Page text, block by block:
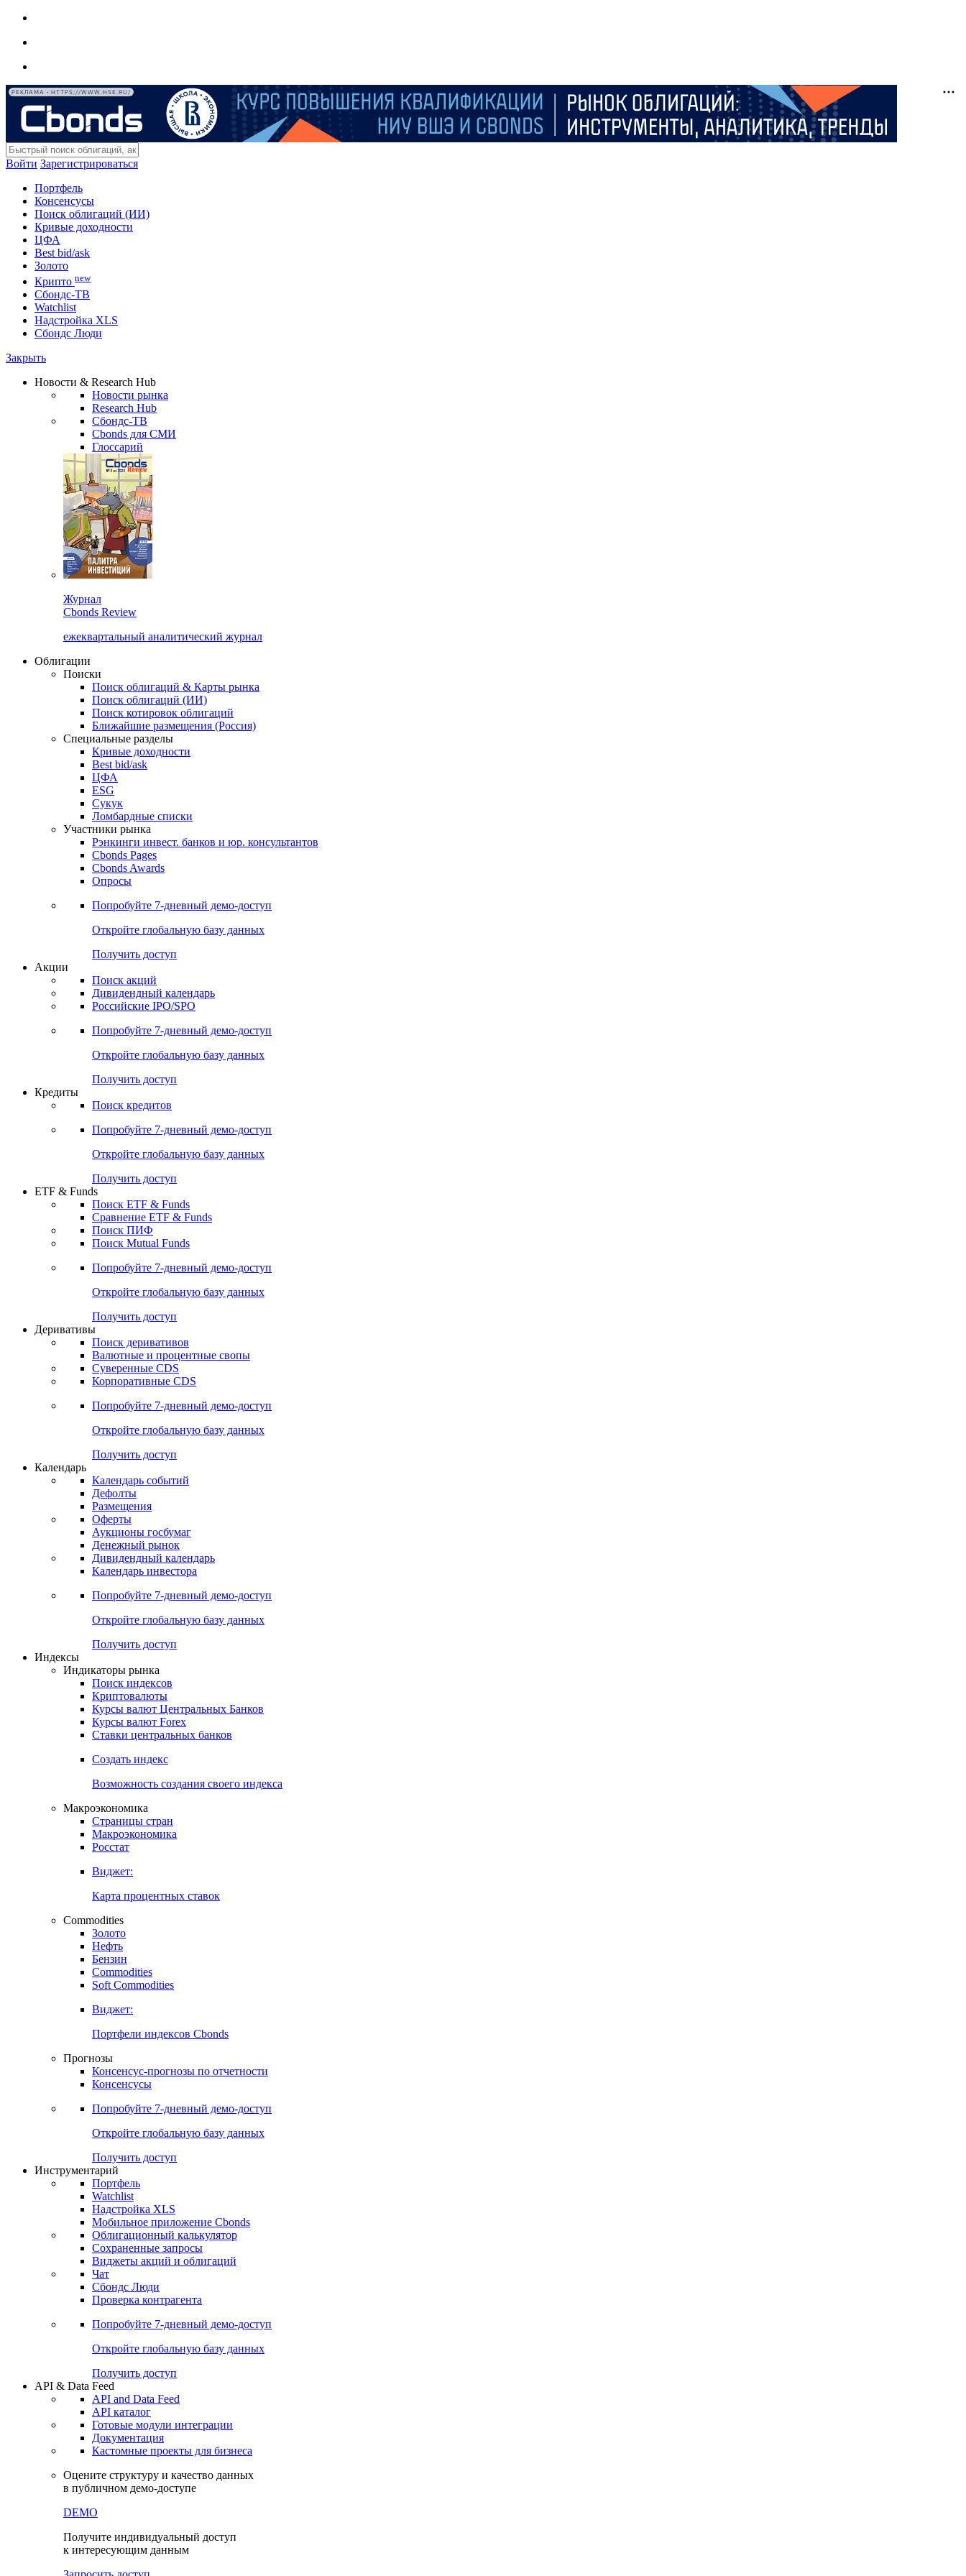
РЕКЛАМА • HTTPS://WWW.HSE.RU/
Войти Зарегистрироваться
Портфель
Консенсусы
Поиск облигаций (ИИ)
Кривые доходности
ЦФА
Best bid/ask
Золото
Крипто new
Сбондс-ТВ
Watchlist
Надстройка XLS
Сбондс Люди
Закрыть
Новости & Research Hub
Новости рынка
Research Hub
Сбондс-ТВ
Cbonds для СМИ
Глоссарий
Журнал
Cbonds Review
ежеквартальный аналитический журнал
Облигации
Поиски
Поиск облигаций & Карты рынка
Поиск облигаций (ИИ)
Поиск котировок облигаций
Ближайшие размещения (Россия)
Специальные разделы
Кривые доходности
Best bid/ask
ЦФА
ESG
Сукук
Ломбардные списки
Участники рынка
Рэнкинги инвест. банков и юр. консультантов
Cbonds Pages
Cbonds Awards
Опросы
Попробуйте 7-дневный демо-доступ
Откройте глобальную базу данных
Получить доступ
Акции
Поиск акций
Дивидендный календарь
Российские IPO/SPO
Попробуйте 7-дневный демо-доступ
Откройте глобальную базу данных
Получить доступ
Кредиты
Поиск кредитов
Попробуйте 7-дневный демо-доступ
Откройте глобальную базу данных
Получить доступ
ETF & Funds
Поиск ETF & Funds
Сравнение ETF & Funds
Поиск ПИФ
Поиск Mutual Funds
Попробуйте 7-дневный демо-доступ
Откройте глобальную базу данных
Получить доступ
Деривативы
Поиск деривативов
Валютные и процентные свопы
Суверенные CDS
Корпоративные CDS
Попробуйте 7-дневный демо-доступ
Откройте глобальную базу данных
Получить доступ
Календарь
Календарь событий
Дефолты
Размещения
Оферты
Аукционы госбумаг
Денежный рынок
Дивидендный календарь
Календарь инвестора
Попробуйте 7-дневный демо-доступ
Откройте глобальную базу данных
Получить доступ
Индексы
Индикаторы рынка
Поиск индексов
Криптовалюты
Курсы валют Центральных Банков
Курсы валют Forex
Ставки центральных банков
Создать индекс
Возможность создания своего индекса
Макроэкономика
Страницы стран
Макроэкономика
Росстат
Виджет:
Карта процентных ставок
Commodities
Золото
Нефть
Бензин
Commodities
Soft Commodities
Виджет:
Портфели индексов Cbonds
Прогнозы
Консенсус-прогнозы по отчетности
Консенсусы
Попробуйте 7-дневный демо-доступ
Откройте глобальную базу данных
Получить доступ
Инструментарий
Портфель
Watchlist
Надстройка XLS
Мобильное приложение Cbonds
Облигационный калькулятор
Сохраненные запросы
Виджеты акций и облигаций
Чат
Сбондс Люди
Проверка контрагента
Попробуйте 7-дневный демо-доступ
Откройте глобальную базу данных
Получить доступ
API & Data Feed
API and Data Feed
API каталог
Готовые модули интеграции
Документация
Кастомные проекты для бизнеса
Оцените структуру и качество данных
в публичном демо-доступе
DEMO
Получите индивидуальный доступ
к интересующим данным